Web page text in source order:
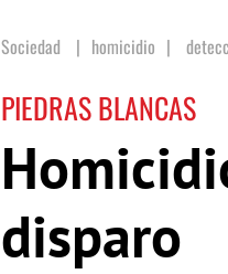
Sociedad homicidio |
PIEDRAS BLANCAS
disparo